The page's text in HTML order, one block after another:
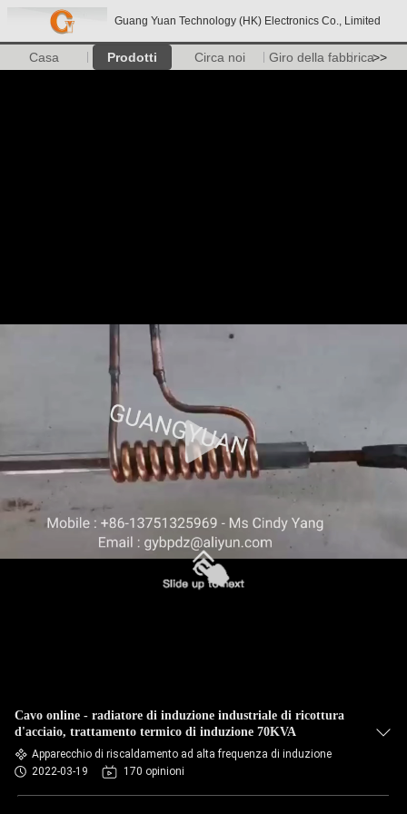
Guang Yuan Technology (HK) Electronics Co., Limited
Casa Prodotti Circa noi Giro della fabbrica>>
Cavo online - radiatore di induzione industriale di ricottura
d'acciaio, trattamento termico di induzione 70KVA
Apparecchio di riscaldamento ad alta frequenza di induzione
2022-03-19
170 opinioni